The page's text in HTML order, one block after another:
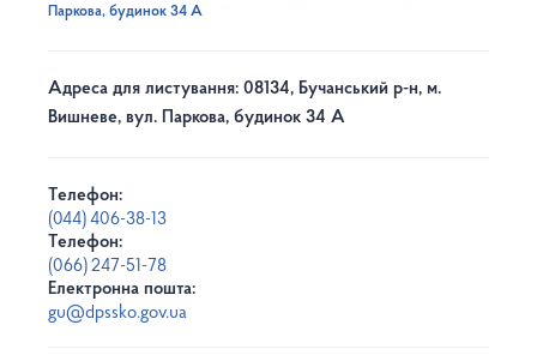
Паркова, будинок 34 А
Адреса для листування: 08134, Бучанський р-н, м.
Вишневе, вул. Паркова, будинок 34 А
Телефон:
(044) 406-38-13
Телефон:
(066) 247-51-78
Електронна пошта:
gu@dpssko.gov.ua